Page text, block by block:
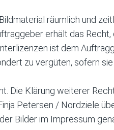
räumlich und
erhält das Recht,
ist dem
zu vergüten, sofern
Die Klärung weiterer
Petersen / Nordziele
Bilder im Impressum